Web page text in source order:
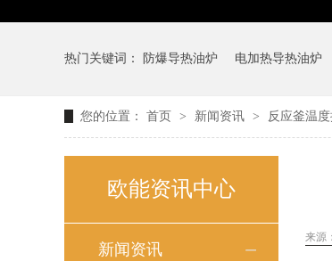
热门关键词： 防爆导热油炉 电加热导热油炉
您的位置： 首页 > 新闻资讯 > 反应釜温
来源
欧能资讯中心
新闻资讯